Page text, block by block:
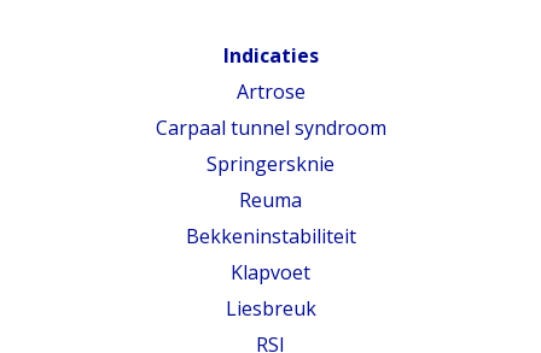
Indicaties
Artrose
Carpaal tunnel syndroom
Springersknie
Reuma
Bekkeninstabiliteit
Klapvoet
Liesbreuk
RSI